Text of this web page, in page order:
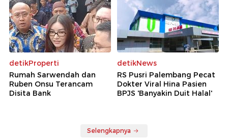
detikProperti
Rumah Sarwendah dan
Ruben Onsu Terancam
Disita Bank
detikNews
RS Pusri Palembang Pecat
Dokter Viral Hina Pasien
BPJS 'Banyakin Duit Halal'
Selengkapnya